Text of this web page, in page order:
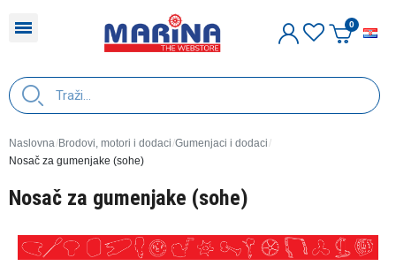
Naslovna Brodovi, motori i dodaci Gumenjaci i dodaci
Nosač za gumenjake (sohe)
Nosač za gumenjake (sohe)